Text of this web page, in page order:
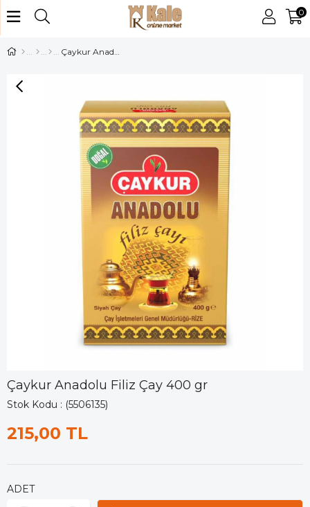
0
Çaykur Anadolu Filiz Çay 400 gr
Çaykur Anadolu Filiz Çay 400 gr
Stok Kodu (5506135)
215,00 TL
ADET